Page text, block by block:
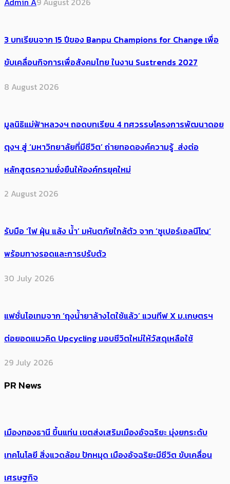
3 บทเรียนจาก 15 ปีของ Banpu Champions for Change เพื่อ
ขับเคลื่อนกิจการเพื่อสังคมไทย ในงาน Sustrends 2027
8 August 2026
มูลนิธิแม่ฟ้าหลวงฯ ถอดบทเรียน 4 ทศวรรษโครงการพัฒนาดอย
ตุงฯ สู่ ‘มหาวิทยาลัยที่มีชีวิต’ ถ่ายทอดองค์ความรู้ ส่งต่อ
หลักสูตรความยั่งยืนให้องค์กรยุคใหม่
2 August 2026
รับมือ ‘ไฟ ฝุ่น แล้ง น้ำ’ มหันตภัยใกล้ตัว จาก ‘ซูเปอร์เอลนีโญ’
พร้อมทางรอดและการปรับตัว
30 July 2026
แฟชั่นไอเทมจาก ‘ถุงน้ำยาล้างไตใช้แล้ว’ แวนทีฟ X ม.เกษตรฯ
ต่อยอดแนวคิด Upcycling มอบชีวิตใหม่ให้วัสดุเหลือใช้
29 July 2026
PR News
เมืองทองธานี ขึ้นแท่น เขตส่งเสริมเมืองอัจฉริยะ มุ่งยกระดับ
เทคโนโลยี สิ่งแวดล้อม ปักหมุด เมืองอัจฉริยะมีชีวิต ขับเคลื่อน
เศรษฐกิจ